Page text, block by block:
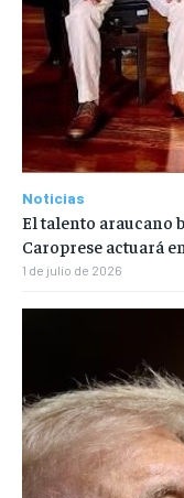
Noticias
El talento araucano
Caroprese actuará
1 de julio de 2026